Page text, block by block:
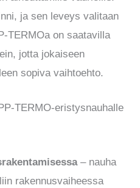
ja sen leveys valitaan
TERMOa on saatavilla
jotta jokaiseen
sopiva vaihtoehto.
TERMO-eristysnauhalle
– nauha
rakennusvaiheessa